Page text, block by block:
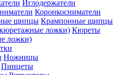
Иглодержатели
Коронкосниматели
Крампонные щипцы
Кюреты
ложки)
Ножницы
Пинцеты